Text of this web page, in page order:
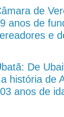
de
anos de
e
De
história de
anos de